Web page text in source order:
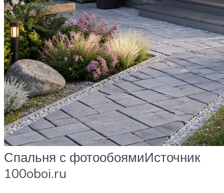
Спальня с фотообоямиИсточник
100oboi.ru